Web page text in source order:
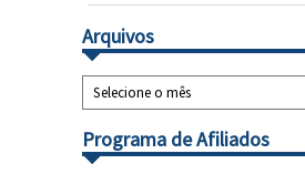
Arquivos
Programa de Afiliados